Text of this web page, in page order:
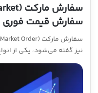
سفارش قیمت
نیز گفته می‌شود، یکی از